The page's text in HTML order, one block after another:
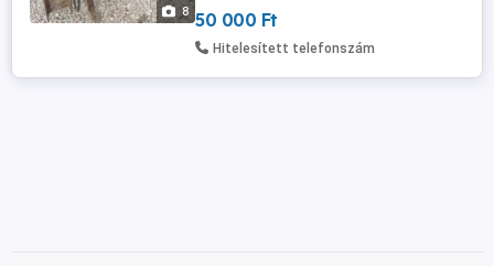
8 50 000 Ft
Hitelesített telefonszám